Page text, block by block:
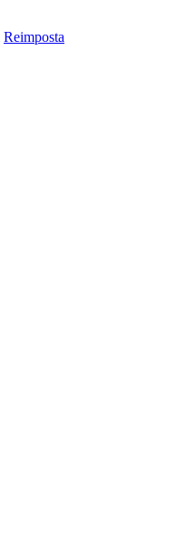
Reimposta